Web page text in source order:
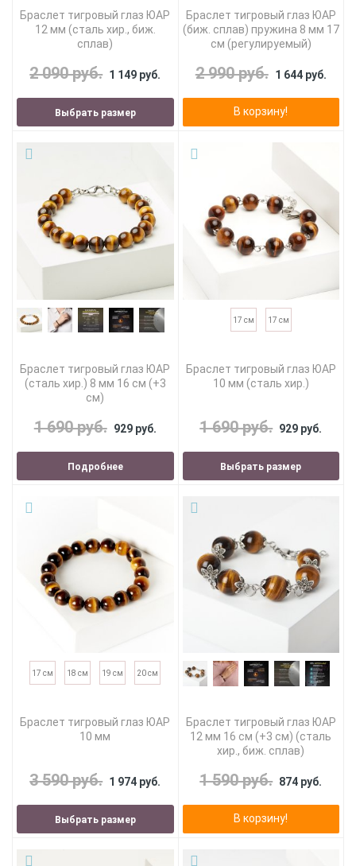
Браслет тигровый глаз ЮАР
12 мм (сталь хир., биж.
сплав)
2 090 руб. 1 149 руб.
Выбрать размер
Браслет тигровый глаз ЮАР
(биж. сплав) пружина 8 мм 17
см (регулируемый)
2 990 руб. 1 644 руб.
В корзину!
Браслет тигровый глаз ЮАР
(сталь хир.) 8 мм 16 см (+3
см)
1 690 руб. 929 руб.
Подробнее
17 см 17 см
Браслет тигровый глаз ЮАР
10 мм (сталь хир.)
1 690 руб. 929 руб.
Выбрать размер
17 см 18 см 19 см 20 см
Браслет тигровый глаз ЮАР
10 мм
3 590 руб. 1 974 руб.
Выбрать размер
Браслет тигровый глаз ЮАР
12 мм 16 см (+3 см) (сталь
хир., биж. сплав)
1 590 руб. 874 руб.
В корзину!